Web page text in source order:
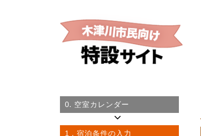
0. 空室カレンダー
1 . 宿泊条件の入力